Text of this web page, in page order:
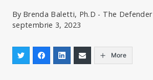
By Brenda Baletti, Ph.D - The Defender
septembrie 3, 2023
More